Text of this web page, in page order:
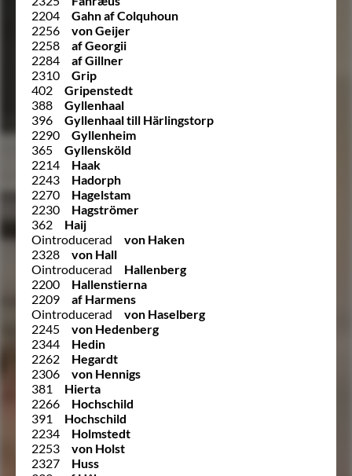
2204
Gahn af Colquhoun
2256
von Geijer
2258
af Georgii
2284
af Gillner
2310
Grip
402
Gripenstedt
388
Gyllenhaal
396
Gyllenhaal till Härlingstorp
2290
Gyllenheim
365
Gyllensköld
2214
Haak
2243
Hadorph
2270
Hagelstam
2230
Hagströmer
362
Haij
Ointroducerad
von Haken
2328
von Hall
Ointroducerad
Hallenberg
2200
Hallenstierna
2209
af Harmens
Ointroducerad
von Haselberg
2245
von Hedenberg
2344
Hedin
2262
Hegardt
2306
von Hennigs
381
Hierta
2266
Hochschild
391
Hochschild
2234
Holmstedt
2253
von Holst
2327
Huss